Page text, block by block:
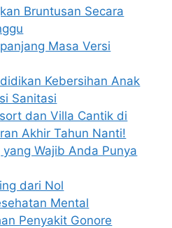
Bruntusan Secara
Masa Versi
Kebersihan Anak
Sanitasi
dan Villa Cantik di
Akhir Tahun Nanti!
Wajib Anda Punya
dari Nol
Mental
Penyakit Gonore